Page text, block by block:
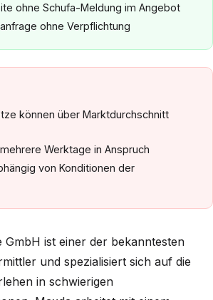
ohne Schufa-Meldung im Angebot
ohne Verpflichtung
können über Marktdurchschnitt
Werktage in Anspruch
von Konditionen der
GmbH ist einer der bekanntesten
und spezialisiert sich auf die
in schwierigen